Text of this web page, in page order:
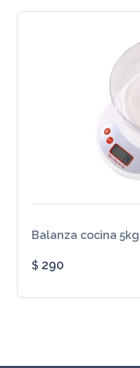
Balanza cocina
$ 290